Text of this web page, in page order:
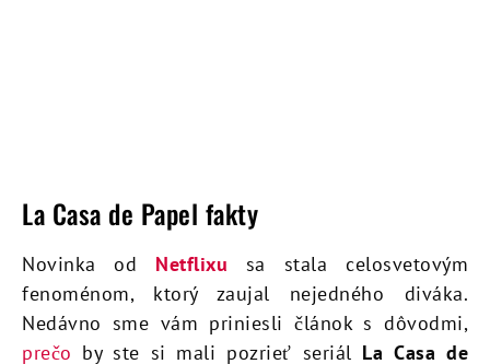
La Casa de Papel fakty
Novinka od Netflixu sa stala celosvetovým
fenoménom, ktorý zaujal nejedného diváka.
Nedávno sme vám priniesli článok s dôvodmi,
prečo by ste si mali pozrieť seriál La Casa de